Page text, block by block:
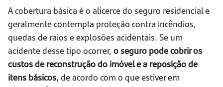
A cobertura básica é o alicerce do seguro residencial e
geralmente contempla proteção contra incêndios,
quedas de raios e explosões acidentais. Se um
acidente desse tipo ocorrer, o seguro pode cobrir os
custos de reconstrução do imóvel e a reposição de
itens básicos, de acordo com o que estiver em